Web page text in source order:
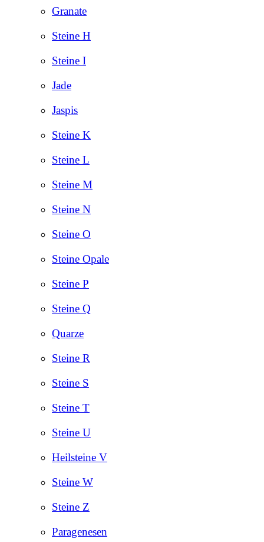
Granate
Steine H
Steine I
Jade
Jaspis
Steine K
Steine L
Steine M
Steine N
Steine O
Steine Opale
Steine P
Steine Q
Quarze
Steine R
Steine S
Steine T
Steine U
Heilsteine V
Steine W
Steine Z
Paragenesen